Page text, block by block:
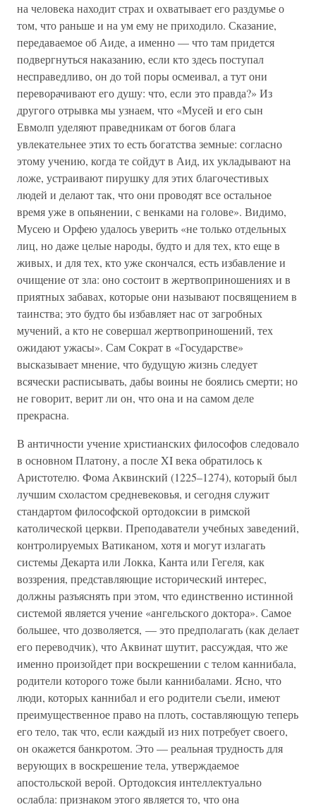
на человека находит страх и охватывает его раздумье о
том, что раньше и на ум ему не приходило. Сказание,
передаваемое об Аиде, а именно — что там придется
подвергнуться наказанию, если кто здесь поступал
несправедливо, он до той поры осмеивал, а тут они
переворачивают его душу: что, если это правда?» Из
другого отрывка мы узнаем, что «Мусей и его сын
Евмолп уделяют праведникам от богов блага
увлекательнее этих то есть богатства земные: согласно
этому учению, когда те сойдут в Аид, их укладывают на
ложе, устраивают пирушку для этих благочестивых
людей и делают так, что они проводят все остальное
время уже в опьянении, с венками на голове». Видимо,
Мусею и Орфею удалось уверить «не только отдельных
лиц, но даже целые народы, будто и для тех, кто еще в
живых, и для тех, кто уже скончался, есть избавление и
очищение от зла: оно состоит в жертвоприношениях и в
приятных забавах, которые они называют посвящением в
таинства; это будто бы избавляет нас от загробных
мучений, а кто не совершал жертвоприношений, тех
ожидают ужасы». Сам Сократ в «Государстве»
высказывает мнение, что будущую жизнь следует
всячески расписывать, дабы воины не боялись смерти; но
не говорит, верит ли он, что она и на самом деле
прекрасна.
В античности учение христианских философов следовало
в основном Платону, а после XI века обратилось к
Аристотелю. Фома Аквинский (1225–1274), который был
лучшим схоластом средневековья, и сегодня служит
стандартом философской ортодоксии в римской
католической церкви. Преподаватели учебных заведений,
контролируемых Ватиканом, хотя и могут излагать
системы Декарта или Локка, Канта или Гегеля, как
воззрения, представляющие исторический интерес,
должны разъяснять при этом, что единственно истинной
системой является учение «ангельского доктора». Самое
большее, что дозволяется, — это предполагать (как делает
его переводчик), что Аквинат шутит, рассуждая, что же
именно произойдет при воскрешении с телом каннибала,
родители которого тоже были каннибалами. Ясно, что
люди, которых каннибал и его родители съели, имеют
преимущественное право на плоть, составляющую теперь
его тело, так что, если каждый из них потребует своего,
он окажется банкротом. Это — реальная трудность для
верующих в воскрешение тела, утверждаемое
апостольской верой. Ортодоксия интеллектуально
ослабла: признаком этого является то, что она